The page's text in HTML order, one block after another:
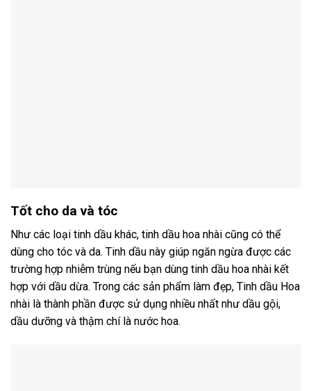
Tốt cho da và tóc
Như các loại tinh dầu khác, tinh dầu hoa nhài cũng có thể
dùng cho tóc và da. Tinh dầu này giúp ngăn ngừa được các
trường hợp nhiễm trùng nếu bạn dùng tinh dầu hoa nhài kết
hợp với dầu dừa. Trong các sản phẩm làm đẹp, Tinh dầu Hoa
nhài là thành phần được sử dụng nhiều nhất như dầu gội,
dầu dưỡng và thậm chí là nước hoa.